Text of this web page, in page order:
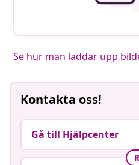
Se hur man laddar upp
Kontakta oss!
Gå till Hjälpcenter